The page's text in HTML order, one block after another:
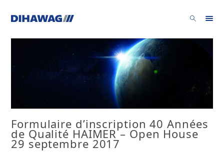
Formulaire d’inscription 40 Années
de Qualité HAIMER – Open House
29 septembre 2017